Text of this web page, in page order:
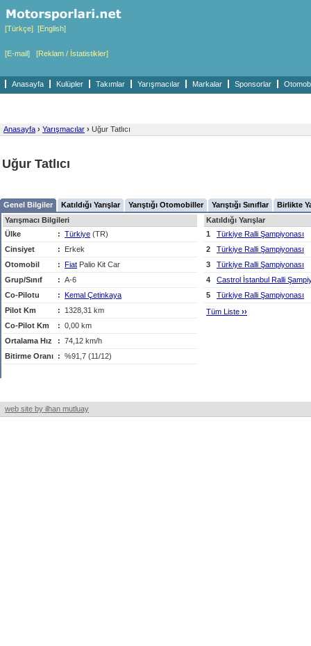
[Türkçe] [English]
[E-mail] [Reklam / İstatistikler]
Anasayfa Kulüpler Takımlar Yarışmacılar Markalar Sponsorlar
Anasayfa › Yarışmacılar › Uğur Tatlıcı
Uğur Tatlıcı
Genel Bilgiler Katıldığı Yarışlar Yarıştığı Otomobiller Yarıştığı Sınıflar
Birlikte
Yarışmacı Bilgileri
Ülke
: Türkiye (TR)
Cinsiyet
:
Erkek
Otomobil
: Fiat Palio Kit Car
Grup/Sınıf
: A-6
Co-Pilotu
: Kemal Çetinkaya
Pilot Km
:
1328,31 km
Co-Pilot Km
: 0,00 km
Ortalama Hız
: 74,12 km/h
Bitirme Oranı : %91,7 (11/12)
Katıldığı Yarışlar
1
Türkiye Ralli Şampiyonası
2
Türkiye Ralli Şampiyonası
3
Türkiye Ralli Şampiyonası
4
Castrol İstanbul Ralli
5
Türkiye Ralli Şampiyonası
Tüm Liste ››
web site by ilhan mutluay